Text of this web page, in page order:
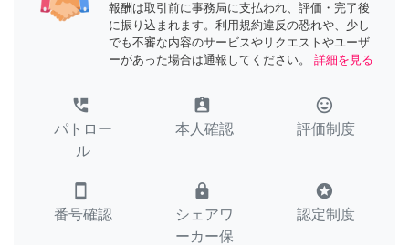
報酬は取引前に事務局に支払われ、評価・完了後
に振り込まれます。利用規約違反の恐れや、少し
でも不審な内容のサービスやリクエストやユーザ
ーがあった場合は通報してください。
詳細を見る
perm_phone_msg
パトロー
ル
assignment_ind
本人確認
tag_faces
評価制度
smartphone
番号確認
lock
シェアワ
ーカー保
stars
認定制度